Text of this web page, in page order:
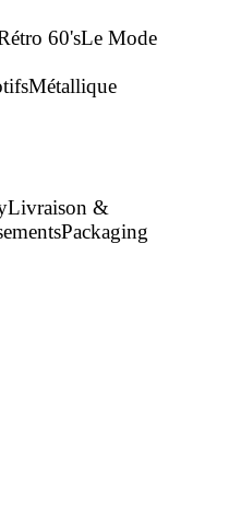
60'sLe Mode
Métallique
Livraison &
Packaging